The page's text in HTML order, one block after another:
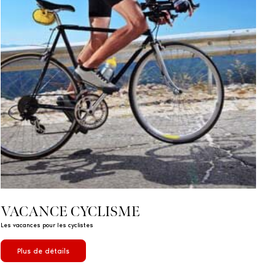
VACANCE CYCLISME
Les vacances pour les cyclistes
Plus de détails